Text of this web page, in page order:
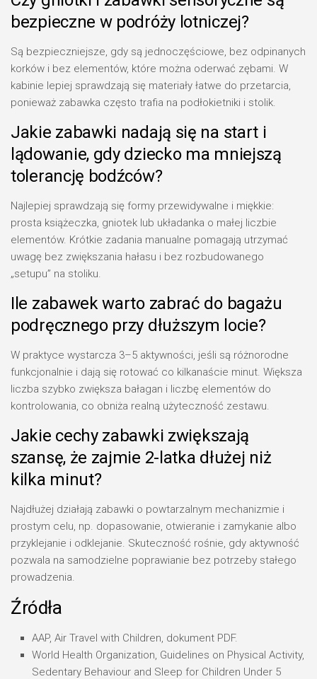
bezpieczne w podróży lotniczej?
Są bezpieczniejsze, gdy są jednoczęściowe, bez odpinanych
korków i bez elementów, które można oderwać zębami. W
kabinie lepiej sprawdzają się materiały łatwe do przetarcia,
ponieważ zabawka często trafia na podłokietniki i stolik.
Jakie zabawki nadają się na start i
lądowanie, gdy dziecko ma mniejszą
tolerancję bodźców?
Najlepiej sprawdzają się formy przewidywalne i miękkie:
prosta książeczka, gniotek lub układanka o małej liczbie
elementów. Krótkie zadania manualne pomagają utrzymać
uwagę bez zwiększania hałasu i bez rozbudowanego
„setupu” na stoliku.
Ile zabawek warto zabrać do bagażu
podręcznego przy dłuższym locie?
W praktyce wystarcza 3–5 aktywności, jeśli są różnorodne
funkcjonalnie i dają się rotować co kilkanaście minut. Większa
liczba szybko zwiększa bałagan i liczbę elementów do
kontrolowania, co obniża realną użyteczność zestawu.
Jakie cechy zabawki zwiększają
szansę, że zajmie 2-latka dłużej niż
kilka minut?
Najdłużej działają zabawki o powtarzalnym mechanizmie i
prostym celu, np. dopasowanie, otwieranie i zamykanie albo
przyklejanie i odklejanie. Skuteczność rośnie, gdy aktywność
pozwala na samodzielne poprawianie bez potrzeby stałego
prowadzenia.
Źródła
AAP, Air Travel with Children, dokument PDF.
World Health Organization, Guidelines on Physical Activity,
Sedentary Behaviour and Sleep for Children Under 5